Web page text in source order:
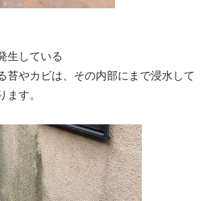
生している
苔やカビは、その内部にまで浸水して
ます。